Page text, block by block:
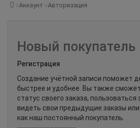
Аккаунт Авторизация
Новый покупатель
Регистрация
Создание учётной записи поможет
быстрее и удобнее. Вы также
статус своего заказа, пользоваться
видеть свои предыдущие заказы
как наш постоянный покупатель.